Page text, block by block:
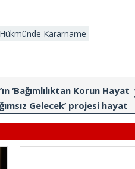
Kararname
‘Bağımlılıktan Korun Hayat
Gelecek’ projesi hayat
buldu